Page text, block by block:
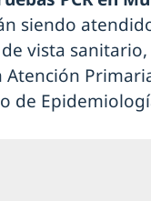
siendo
vista
Atención
de